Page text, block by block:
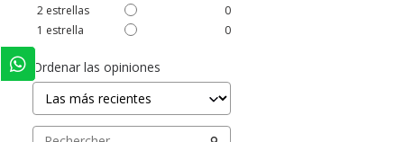
2 estrellas
0
1 estrella 0
Ordenar las opiniones